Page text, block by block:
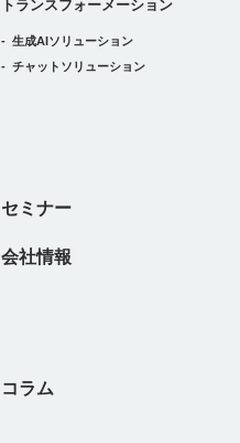
トランスフォーメーション
生成AIソリューション
チャットソリューション
セミナー
会社情報
コラム